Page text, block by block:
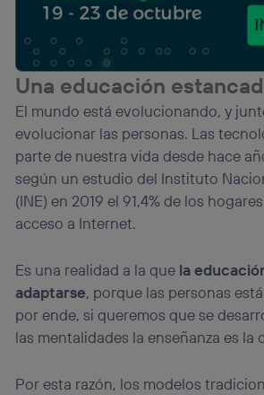
Una educación
El mundo está evolucionando, y
evolucionar las personas. Las
parte de nuestra vida desde hace
según un estudio del Instituto
(INE) en 2019 el 91,4% de los
acceso a Internet.
Es una realidad a la que la
adaptarse, porque las personas
por ende, si queremos que se
las mentalidades la enseñanza es la
Por esta razón, los modelos
La tecnología utiliza un identificador
, utilizando tu
información de la cuenta de cliente de
telecomunicaciones vinculada a la
(p. ej., número de teléfono móvil).
Este identificador se asigna a la
lo que cualquier persona que conecte
consienta el uso de la tecnología
identificador. Típicamente:
Si utilizas unaconexión de banda
el marketing o análisis se realizará
actividades de navegación de los
que hayan dado su consentimiento.
personalizado, ya que se basará
navegación del usuario del móvil.
Puedes gestionar los consentimientos
“Administrar Utiq” en la parte inferior de
visitando el portal de privacidad de
la política de privacidad de Utiq.